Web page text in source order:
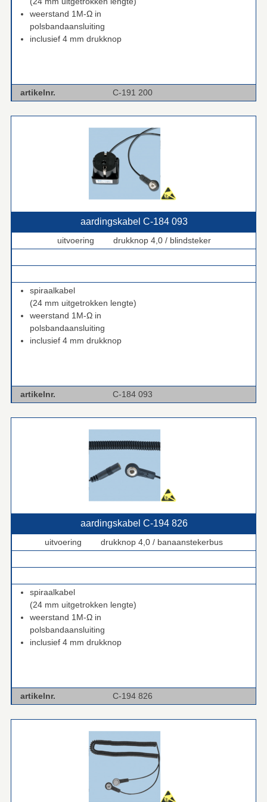
weerstand 1M-Ω in
polsbandaansluiting
inclusief 4 mm drukknop
artikelnr. C-191 200
aardingskabel C‑184 093
uitvoering drukknop 4,0 / blindsteker
spiraalkabel
(24 mm uitgetrokken lengte)
weerstand 1M-Ω in
polsbandaansluiting
inclusief 4 mm drukknop
artikelnr. C-184 093
aardingskabel C‑194 826
uitvoering drukknop 4,0 / banaanstekerbus
spiraalkabel
(24 mm uitgetrokken lengte)
weerstand 1M-Ω in
polsbandaansluiting
inclusief 4 mm drukknop
artikelnr. C-194 826